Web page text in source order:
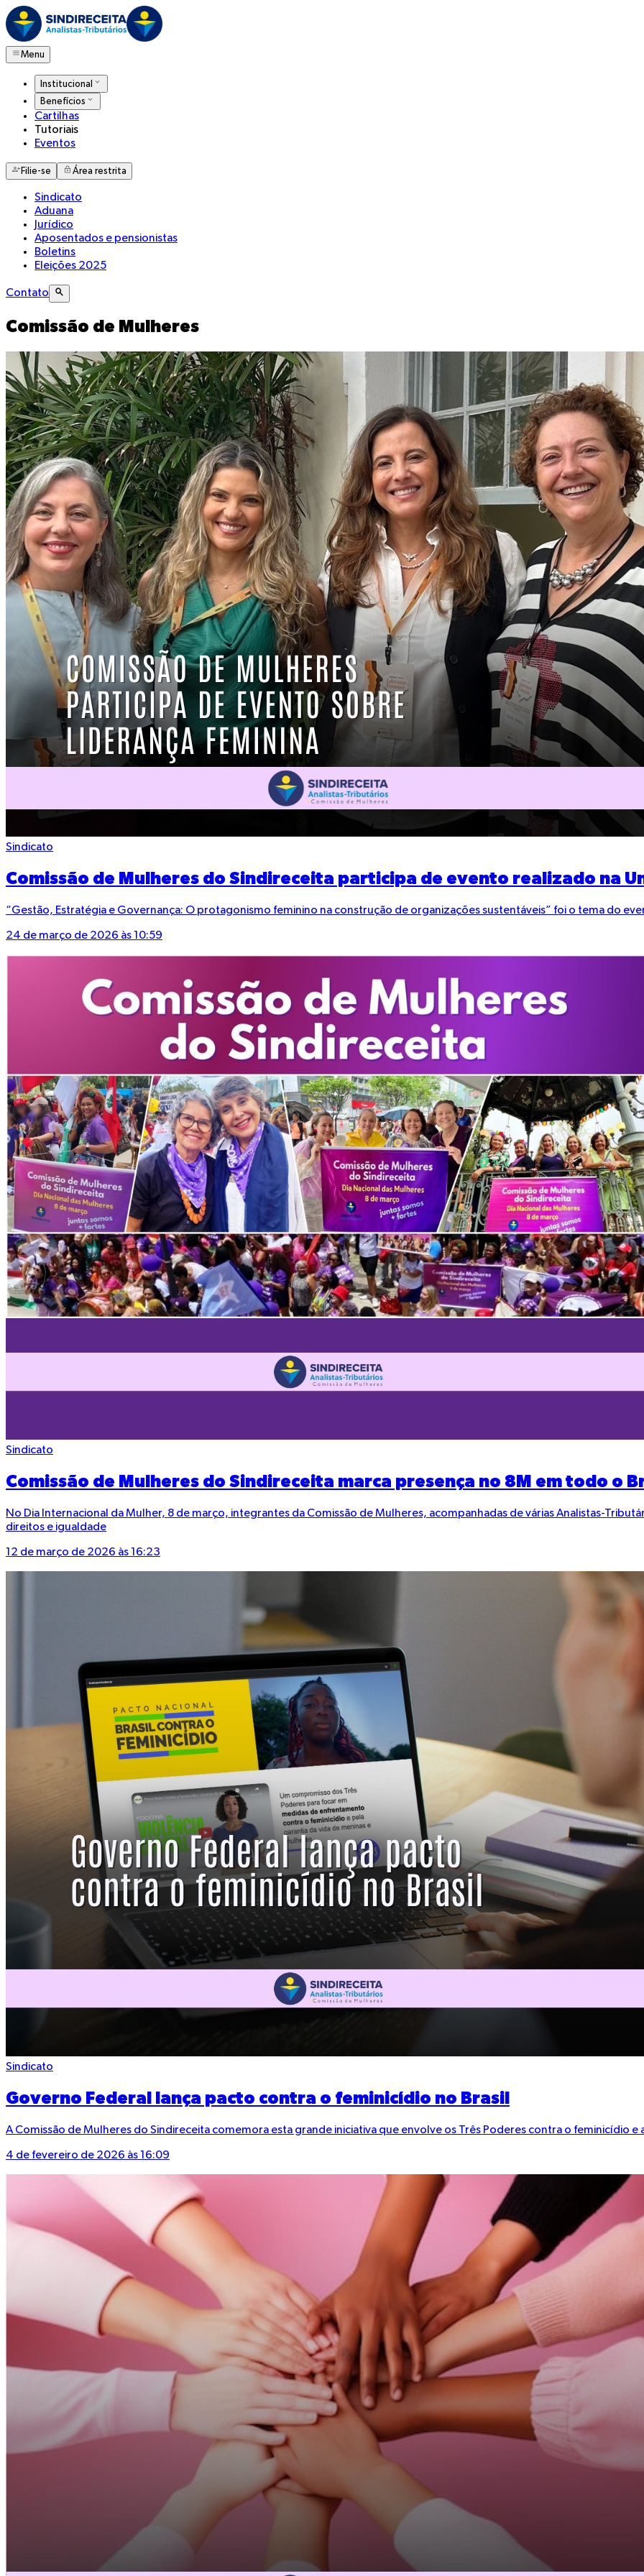
Menu
Institucional
Benefícios
Cartilhas
Tutoriais
Eventos
Filie-se Área restrita
Sindicato
Aduana
Jurídico
Aposentados e pensionistas
Boletins
Eleições 2025
Contato
Comissão de Mulheres
Sindicato
Comissão de Mulheres do Sindireceita participa de evento realizado na
“Gestão, Estratégia e Governança: O protagonismo feminino na construção de organizações sustentáveis” foi o tema do
24 de março de 2026 às 10:59
Sindicato
Comissão de Mulheres do Sindireceita marca presença no 8M em todo o
No Dia Internacional da Mulher, 8 de março, integrantes da Comissão de Mulheres, acompanhadas de várias Analistas-
direitos e igualdade
12 de março de 2026 às 16:23
Sindicato
Governo Federal lança pacto contra o feminicídio no Brasil
A Comissão de Mulheres do Sindireceita comemora esta grande iniciativa que envolve os Três Poderes contra o feminicídio e
4 de fevereiro de 2026 às 16:09